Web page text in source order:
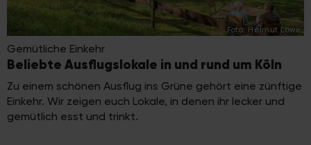
Foto: Helmut Löwe
Gemütliche Einkehr
Beliebte Ausflugslokale in und rund um Köln
Zu einem schönen Ausflug ins Grüne gehört eine zünftige
Einkehr. Wir zeigen euch Lokale, in denen ihr lecker und
gemütlich esst und trinkt.